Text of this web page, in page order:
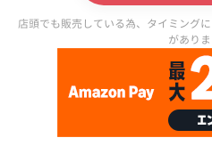
店頭でも販売している為、タイミング
がありま